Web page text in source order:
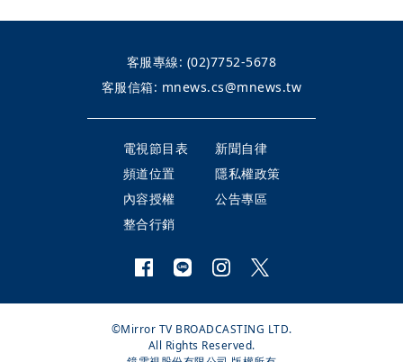
客服專線: (02)7752-5678
客服信箱: mnews.cs@mnews.tw
電視節目表
新聞自律
頻道位置
隱私權政策
內容授權
公告專區
整合行銷
©Mirror TV BROADCASTING LTD.
All Rights Reserved.